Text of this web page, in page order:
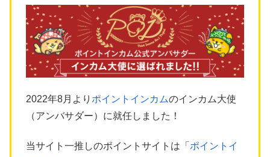
2022年8月より ポイントインカムのインカム大使
（アンバサダー）に就任しました！
当サイト一推しのポイントサイトは「 ポイントイ